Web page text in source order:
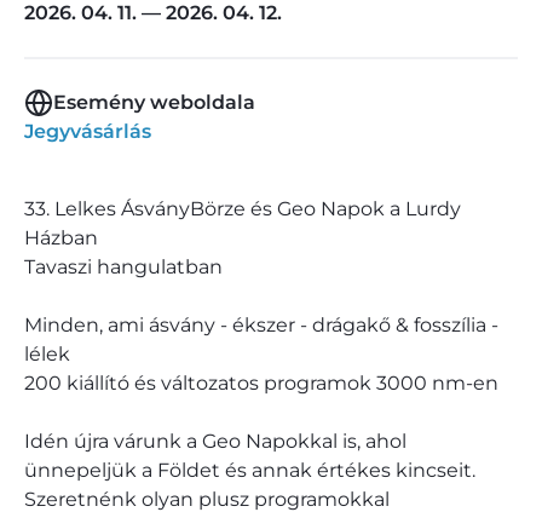
2026. 04. 11. — 2026. 04. 12.
Esemény weboldala
Jegyvásárlás
33. Lelkes ÁsványBörze és Geo Napok a Lurdy
Házban
Tavaszi hangulatban
Minden, ami ásvány - ékszer - drágakő & fosszília -
lélek
200 kiállító és változatos programok 3000 nm-en
Idén újra várunk a Geo Napokkal is, ahol
ünnepeljük a Földet és annak értékes kincseit.
Szeretnénk olyan plusz programokkal